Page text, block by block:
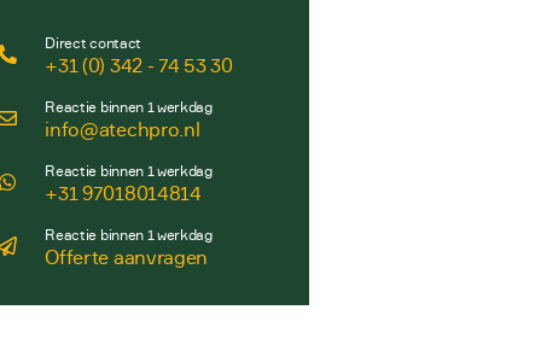
Direct contact
+31 (0) 342 - 74 53 30
Reactie binnen 1 werkdag
info@atechpro.nl
Reactie binnen 1 werkdag
+31 97018014814
Reactie binnen 1 werkdag
Offerte aanvragen